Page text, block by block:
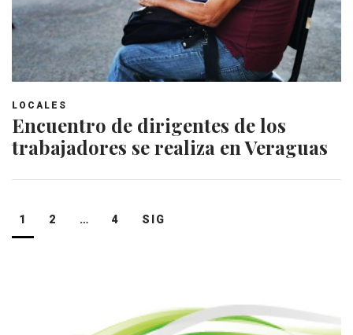
LOCALES
Encuentro de dirigentes de los
trabajadores se realiza en Veraguas
Navegación
de
1 2 … 4 SIG